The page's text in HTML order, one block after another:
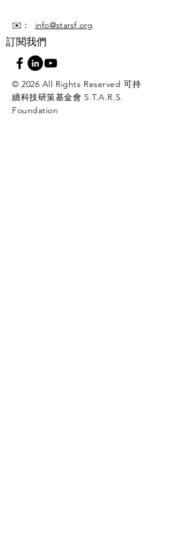
✉️： info@starsf.org
訂閱我們
© 2026 All Rights Reserved 可持
續科技研策基金會 S.T.A.R.S.
Foundation